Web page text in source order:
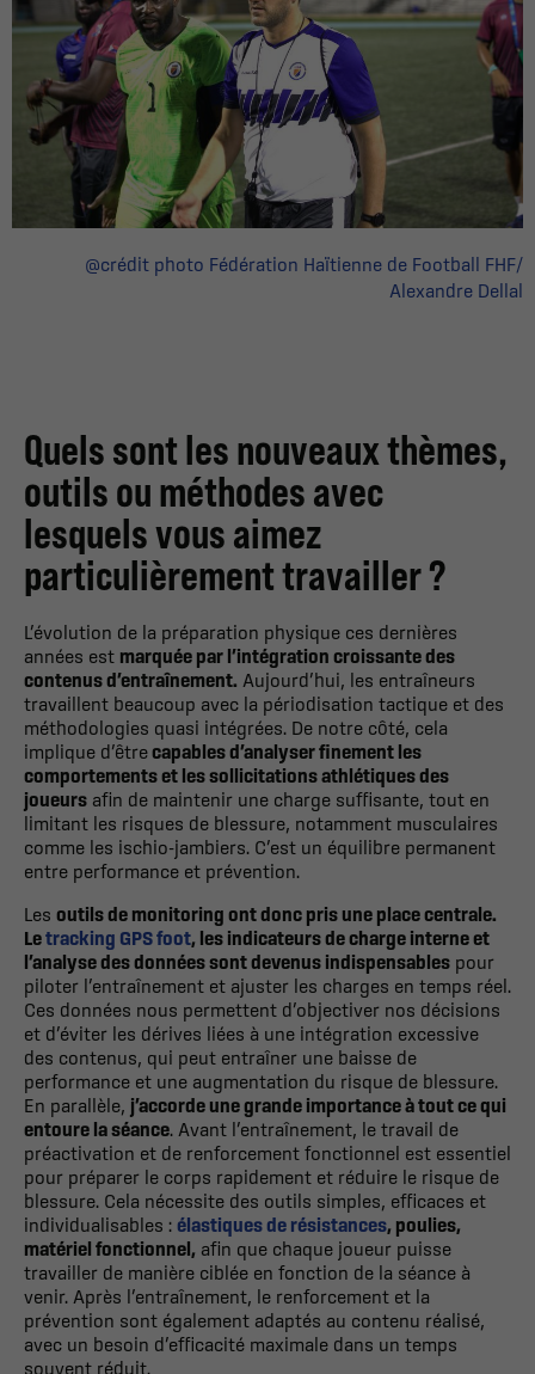
@crédit photo Fédération Haïtienne de Football FHF/
Alexandre Dellal
Quels sont les nouveaux thèmes,
outils ou méthodes avec
lesquels vous aimez
particulièrement travailler ?
L’évolution de la préparation physique ces dernières
années est marquée par l’intégration croissante des
contenus d’entraînement. Aujourd’hui, les entraîneurs
travaillent beaucoup avec la périodisation tactique et des
méthodologies quasi intégrées. De notre côté, cela
implique d’êtrecapables d’analyser finement les
comportements et les sollicitations athlétiques des
joueurs afin de maintenir une charge suffisante, tout en
limitant les risques de blessure, notamment musculaires
comme les ischio-jambiers. C’est un équilibre permanent
entre performance et prévention.
Les outils de monitoring ont donc pris une place centrale.
Letracking GPS foot, les indicateurs de charge interne et
l’analyse des données sont devenus indispensables pour
piloter l’entraînement et ajuster les charges en temps réel.
Ces données nous permettent d’objectiver nos décisions
et d’éviter les dérives liées à une intégration excessive
des contenus, qui peut entraîner une baisse de
performance et une augmentation du risque de blessure.
En parallèle, j’accorde une grande importance à tout ce qui
entoure la séance. Avant l’entraînement, le travail de
préactivation et de renforcement fonctionnel est essentiel
pour préparer le corps rapidement et réduire le risque de
blessure. Cela nécessite des outils simples, efficaces et
individualisables : élastiques de résistances, poulies,
matériel fonctionnel, afin que chaque joueur puisse
travailler de manière ciblée en fonction de la séance à
venir. Après l’entraînement, le renforcement et la
prévention sont également adaptés au contenu réalisé,
avec un besoin d’efficacité maximale dans un temps
souvent réduit.